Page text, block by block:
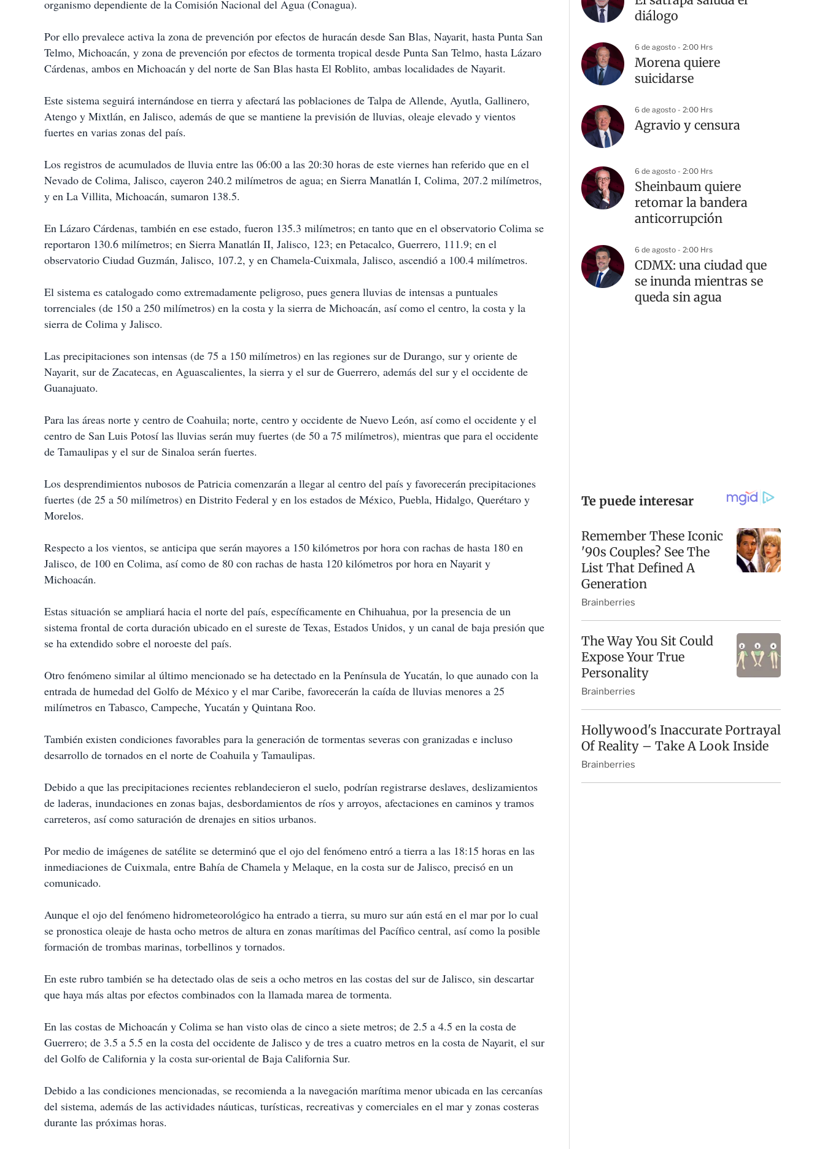
organismo dependiente de la Comisión Nacional del Agua (Conagua).
Por ello prevalece activa la zona de prevención por efectos de huracán desde San Blas, Nayarit, hasta Punta San
Telmo, Michoacán, y zona de prevención por efectos de tormenta tropical desde Punta San Telmo, hasta Lázaro
Cárdenas, ambos en Michoacán y del norte de San Blas hasta El Roblito, ambas localidades de Nayarit.
Este sistema seguirá internándose en tierra y afectará las poblaciones de Talpa de Allende, Ayutla, Gallinero,
Atengo y Mixtlán, en Jalisco, además de que se mantiene la previsión de lluvias, oleaje elevado y vientos
fuertes en varias zonas del país.
Los registros de acumulados de lluvia entre las 06:00 a las 20:30 horas de este viernes han referido que en el
Nevado de Colima, Jalisco, cayeron 240.2 milímetros de agua; en Sierra Manatlán I, Colima, 207.2 milímetros,
y en La Villita, Michoacán, sumaron 138.5.
En Lázaro Cárdenas, también en ese estado, fueron 135.3 milímetros; en tanto que en el observatorio Colima se
reportaron 130.6 milímetros; en Sierra Manatlán II, Jalisco, 123; en Petacalco, Guerrero, 111.9; en el
observatorio Ciudad Guzmán, Jalisco, 107.2, y en Chamela-Cuixmala, Jalisco, ascendió a 100.4 milímetros.
El sistema es catalogado como extremadamente peligroso, pues genera lluvias de intensas a puntuales
torrenciales (de 150 a 250 milímetros) en la costa y la sierra de Michoacán, así como el centro, la costa y la
sierra de Colima y Jalisco.
Las precipitaciones son intensas (de 75 a 150 milímetros) en las regiones sur de Durango, sur y oriente de
Nayarit, sur de Zacatecas, en Aguascalientes, la sierra y el sur de Guerrero, además del sur y el occidente de
Guanajuato.
Para las áreas norte y centro de Coahuila; norte, centro y occidente de Nuevo León, así como el occidente y el
centro de San Luis Potosí las lluvias serán muy fuertes (de 50 a 75 milímetros), mientras que para el occidente
de Tamaulipas y el sur de Sinaloa serán fuertes.
Los desprendimientos nubosos de Patricia comenzarán a llegar al centro del país y favorecerán precipitaciones
fuertes (de 25 a 50 milímetros) en Distrito Federal y en los estados de México, Puebla, Hidalgo, Querétaro y
Morelos.
Respecto a los vientos, se anticipa que serán mayores a 150 kilómetros por hora con rachas de hasta 180 en
Jalisco, de 100 en Colima, así como de 80 con rachas de hasta 120 kilómetros por hora en Nayarit y
Michoacán.
Estas situación se ampliará hacia el norte del país, específicamente en Chihuahua, por la presencia de un
sistema frontal de corta duración ubicado en el sureste de Texas, Estados Unidos, y un canal de baja presión que
se ha extendido sobre el noroeste del país.
Otro fenómeno similar al último mencionado se ha detectado en la Península de Yucatán, lo que aunado con la
entrada de humedad del Golfo de México y el mar Caribe, favorecerán la caída de lluvias menores a 25
milímetros en Tabasco, Campeche, Yucatán y Quintana Roo.
También existen condiciones favorables para la generación de tormentas severas con granizadas e incluso
desarrollo de tornados en el norte de Coahuila y Tamaulipas.
Debido a que las precipitaciones recientes reblandecieron el suelo, podrían registrarse deslaves, deslizamientos
de laderas, inundaciones en zonas bajas, desbordamientos de ríos y arroyos, afectaciones en caminos y tramos
carreteros, así como saturación de drenajes en sitios urbanos.
Por medio de imágenes de satélite se determinó que el ojo del fenómeno entró a tierra a las 18:15 horas en las
inmediaciones de Cuixmala, entre Bahía de Chamela y Melaque, en la costa sur de Jalisco, precisó en un
comunicado.
Aunque el ojo del fenómeno hidrometeorológico ha entrado a tierra, su muro sur aún está en el mar por lo cual
se pronostica oleaje de hasta ocho metros de altura en zonas marítimas del Pacífico central, así como la posible
formación de trombas marinas, torbellinos y tornados.
En este rubro también se ha detectado olas de seis a ocho metros en las costas del sur de Jalisco, sin descartar
que haya más altas por efectos combinados con la llamada marea de tormenta.
En las costas de Michoacán y Colima se han visto olas de cinco a siete metros; de 2.5 a 4.5 en la costa de
Guerrero; de 3.5 a 5.5 en la costa del occidente de Jalisco y de tres a cuatro metros en la costa de Nayarit, el sur
del Golfo de California y la costa sur-oriental de Baja California Sur.
Debido a las condiciones mencionadas, se recomienda a la navegación marítima menor ubicada en las cercanías
del sistema, además de las actividades náuticas, turísticas, recreativas y comerciales en el mar y zonas costeras
durante las próximas horas.
diálogo
6 de agosto - 2:00 Hrs
Morena quiere
suicidarse
6 de agosto - 2:00 Hrs
Agravio y censura
6 de agosto - 2:00 Hrs
Sheinbaum quiere
retomar la bandera
anticorrupción
6 de agosto - 2:00 Hrs
CDMX: una ciudad que
se inunda mientras se
queda sin agua